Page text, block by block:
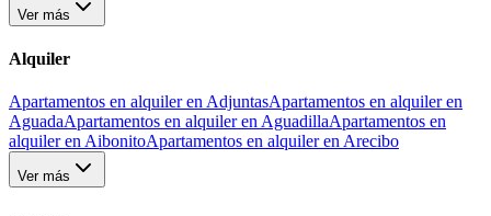
Ver más
Alquiler
Apartamentos en alquiler en AdjuntasApartamentos en alquiler en
AguadaApartamentos en alquiler en AguadillaApartamentos en
alquiler en AibonitoApartamentos en alquiler en Arecibo
Ver más